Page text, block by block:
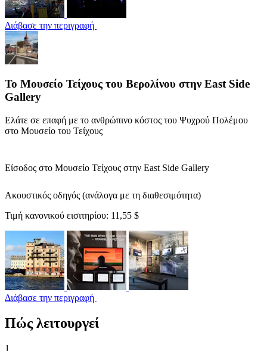
Διάβασε την περιγραφή
Το Μουσείο Τείχους του Βερολίνου στην East Side
Gallery
Ελάτε σε επαφή με το ανθρώπινο κόστος του Ψυχρού Πολέμου
στο Μουσείο του Τείχους
Είσοδος στο Μουσείο Τείχους στην East Side Gallery
Ακουστικός οδηγός (ανάλογα με τη διαθεσιμότητα)
Τιμή κανονικού εισιτηρίου: 11,55 $
Διάβασε την περιγραφή
Πώς λειτουργεί
1